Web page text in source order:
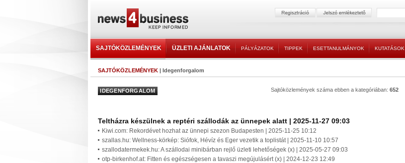
SAJTÓKÖZLEMÉNYEK ÜZLETI AJÁNLATOK PÁLYÁZATOK TIPPEK ESETTANULMÁNYOK KUTATÁSOK
SAJTÓKÖZLEMÉNYEK | Idegenforgalom
IDEGENFORGALOM Sajtóközlemények száma ebben a kategóriában: 652
Teltházra készülnek a reptéri szállodák az ünnepek alatt | 2025-11-27 09:03
Kiwi.com: Rekordévet hozhat az ünnepi szezon Budapesten | 2025-11-25 10:12
szallas.hu: Wellness-körkép: Siófok, Hévíz és Eger vezetik a toplistát | 2025-11-10 10:57
szallodatermekek.hu: A szállodai minibárban rejlő üzleti lehetőségek (x) | 2025-05-27 09:03
otp-birkenhof.at: Fitten és egészségesen a tavaszi megújulásért (x) | 2024-12-23 12:49